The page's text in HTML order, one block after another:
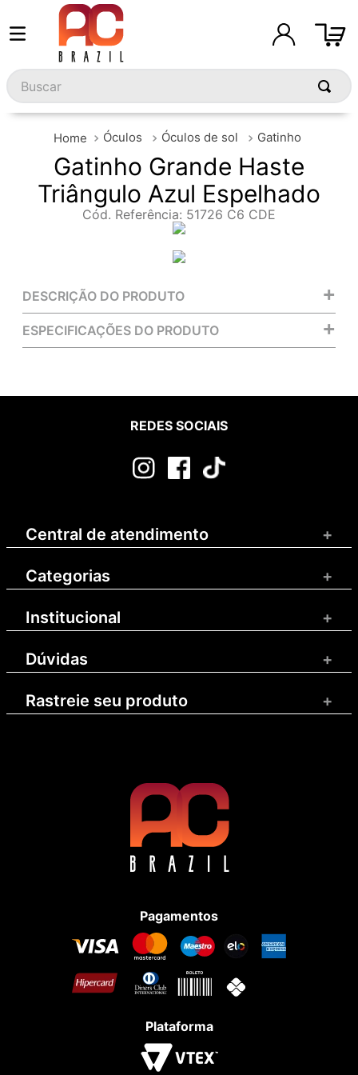
Buscar
Óculos Óculos de sol Gatinho
Gatinho Grande Haste
Triângulo Azul Espelhado
Cód. Referência: 51726 C6 CDE
DESCRIÇÃO DO PRODUTO +
ESPECIFICAÇÕES DO PRODUTO +
REDES SOCIAIS
Central de atendimento +
Categorias +
Institucional +
Dúvidas +
Rastreie seu produto +
Pagamentos
Plataforma